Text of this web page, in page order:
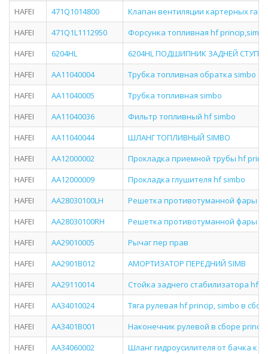
HAFEI
471Q1014800
Клапан вентиляции картерных
HAFEI
471Q1L1112950
Форсунка топливная hf
HAFEI
6204HL
6204HL ПОДШИПНИК ЗАДНЕЙ
HAFEI
AA11040004
Трубка топливная обратка simbo
HAFEI
AA11040005
Трубка топливная simbo
HAFEI
AA11040036
Фильтр топливный hf simbo
HAFEI
AA11040044
ШЛАНГ ТОПЛИВНЫЙ SIMBO
HAFEI
AA12000002
Прокладка приемной трубы hf
HAFEI
AA12000009
Прокладка глушителя hf simbo
HAFEI
AA28030100LH
Решетка противотуманной фары
HAFEI
AA28030100RH
Решетка противотуманной фары
HAFEI
AA29010005
Рычаг пер прав
HAFEI
AA2901B012
АМОРТИЗАТОР ПЕРЕДНИЙ SIMB
HAFEI
AA29110014
Стойка заднего стабилизатора hf
HAFEI
AA34010024
Тяга рулевая hf princip, simbo в
HAFEI
AA3401B001
Наконечник рулевой в сборе
HAFEI
AA34060002 Шланг гидроусилителя от бачка к